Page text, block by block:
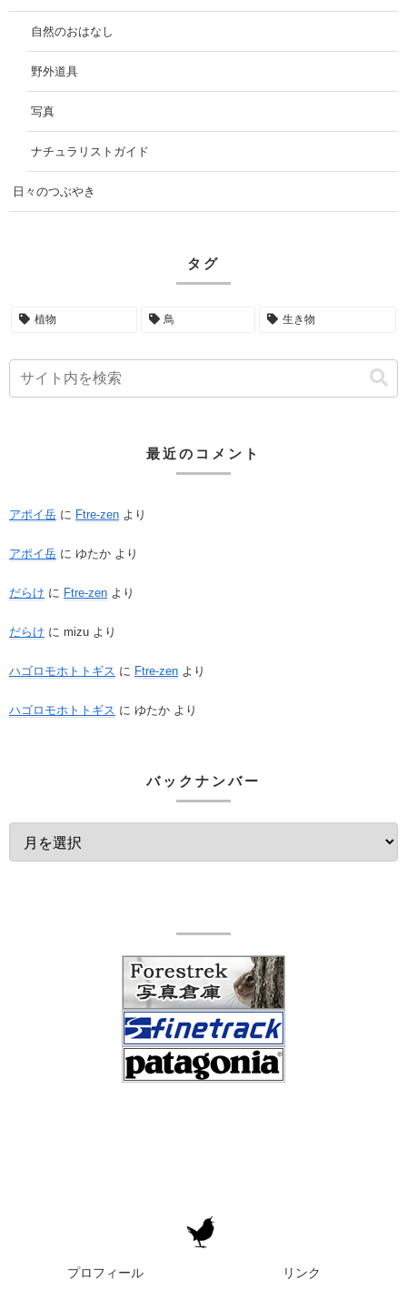
自然のおはなし
野外道具
写真
ナチュラリストガイド
日々のつぶやき
タグ
植物 鳥 生き物
最近のコメント
アポイ岳 に Ftre-zen より
アポイ岳 に ゆたか より
だらけ に Ftre-zen より
だらけ に mizu より
ハゴロモホトトギス に Ftre-zen より
ハゴロモホトトギス に ゆたか より
バックナンバー
プロフィール リンク